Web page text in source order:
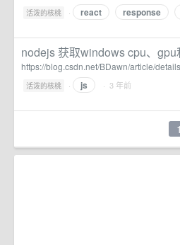
活泼的核桃 · react response
nodejs 获取windows cpu、
https://blog.csdn.net/BDawn/article/
活泼的核桃 · js · 3 年前
1